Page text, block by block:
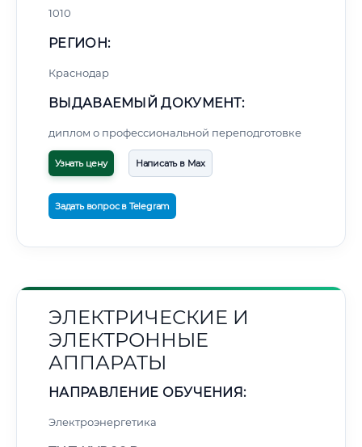
1010
РЕГИОН:
Краснодар
ВЫДАВАЕМЫЙ ДОКУМЕНТ:
диплом о профессиональной переподготовке
Узнать цену Написать в Max
Задать вопрос в Telegram
ЭЛЕКТРИЧЕСКИЕ И
ЭЛЕКТРОННЫЕ
АППАРАТЫ
НАПРАВЛЕНИЕ ОБУЧЕНИЯ:
Электроэнергетика